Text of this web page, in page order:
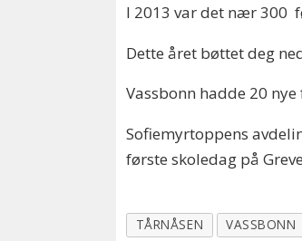
I 2013 var det nær 300
Dette året bøttet deg
Vassbonn hadde 20
Sofiemyrtoppens
første skoledag på
TÅRNÅSEN VASSBONN